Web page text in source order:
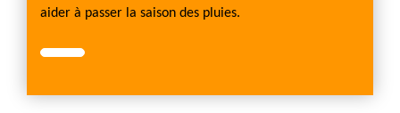
aider à passer la saison des pluies.